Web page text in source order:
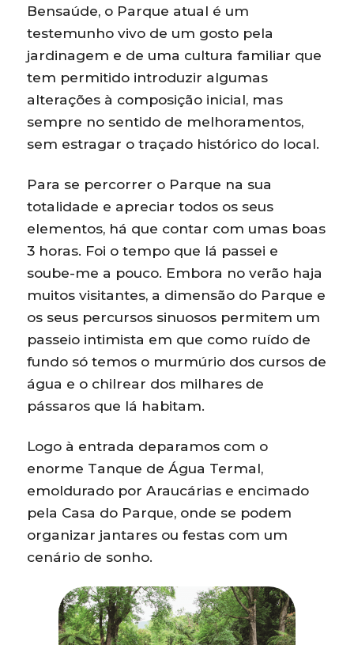
Bensaúde, o Parque atual é um
testemunho vivo de um gosto pela
jardinagem e de uma cultura familiar que
tem permitido introduzir algumas
alterações à composição inicial, mas
sempre no sentido de melhoramentos,
sem estragar o traçado histórico do local.
Para se percorrer o Parque na sua
totalidade e apreciar todos os seus
elementos, há que contar com umas boas
3 horas. Foi o tempo que lá passei e
soube-me a pouco. Embora no verão haja
muitos visitantes, a dimensão do Parque e
os seus percursos sinuosos permitem um
passeio intimista em que como ruído de
fundo só temos o murmúrio dos cursos de
água e o chilrear dos milhares de
pássaros que lá habitam.
Logo à entrada deparamos com o
enorme Tanque de Água Termal,
emoldurado por Araucárias e encimado
pela Casa do Parque, onde se podem
organizar jantares ou festas com um
cenário de sonho.